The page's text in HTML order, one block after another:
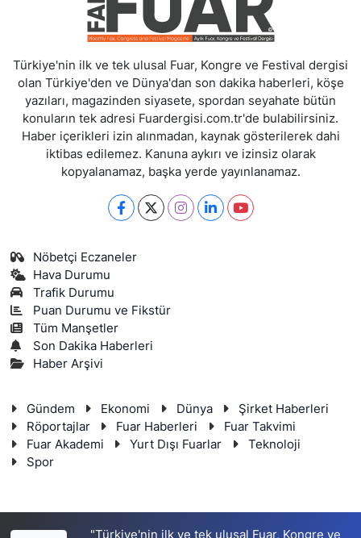
Türkiye'nin ilk ve tek ulusal Fuar, Kongre ve Festival dergisi
olan Türkiye'den ve Dünya'dan son dakika haberleri, köşe
yazıları, magazinden siyasete, spordan seyahate bütün
konuların tek adresi Fuardergisi.com.tr'de bulabilirsiniz.
Haber içerikleri izin alınmadan, kaynak gösterilerek dahi
iktibas edilemez. Kanuna aykırı ve izinsiz olarak
kopyalanamaz, başka yerde yayınlanamaz.
Nöbetçi Eczaneler
Hava Durumu
Trafik Durumu
Puan Durumu ve Fikstür
Tüm Manşetler
Son Dakika Haberleri
Haber Arşivi
Gündem Ekonomi Dünya
Şirket Haberleri
Röportajlar
Fuar Haberleri
Fuar Takvimi
Fuar Akademi
Yurt Dışı Fuarlar
Teknoloji
Spor
"Türkiye'nin ilk ve tek ulusal Fuar, Kongre ve